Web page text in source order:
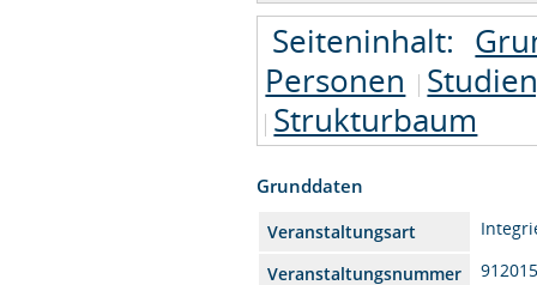
Seiteninhalt:
Personen
Strukturbaum
Grunddaten
Veranstaltungsart
Veranstaltungsnummer